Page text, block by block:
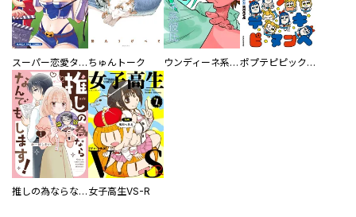
スーパー恋愛タイム！～現場でドＳな彼女は自宅でデレる～ ちゅんトーク ウンディーネ系彼氏 ポプテピピック SEASON EIGHT
推しの為ならなんでもします！ 女子高生VS-R